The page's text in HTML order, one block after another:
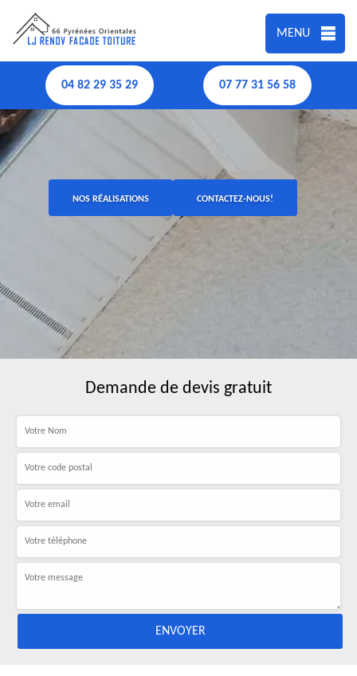
MENU
04 82 29 35 29 07 77 31 56 58
NOS RÉALISATIONS CONTACTEZ-NOUS!
Demande de devis gratuit